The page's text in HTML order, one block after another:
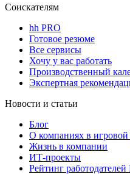
Соискателям
hh PRO
Готовое резюме
Все сервисы
Хочу у вас работать
Производственный
Экспертная
Новости и статьи
Блог
О компаниях в
Жизнь в компании
ИТ-проекты
Рейтинг работодателей